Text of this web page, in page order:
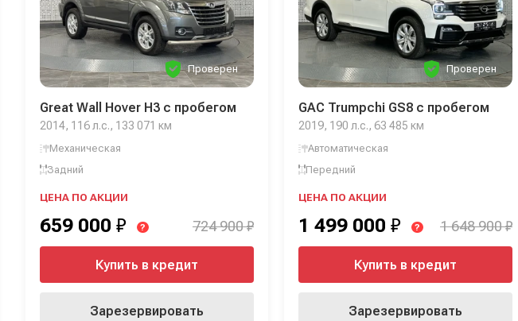
Проверен
Great Wall Hover H3 с пробегом
2014, 116 л.с., 133 071 км
Механическая
Задний
ЦЕНА ПО АКЦИИ
659 000 ₽ ? 724 900 ₽
Купить в кредит
Зарезервировать
Проверен
GAC Trumpchi GS8 с пробегом
2019, 190 л.с., 63 485 км
Автоматическая
Передний
ЦЕНА ПО АКЦИИ
1 499 000 ₽ ? 1 648 900 ₽
Купить в кредит
Зарезервировать